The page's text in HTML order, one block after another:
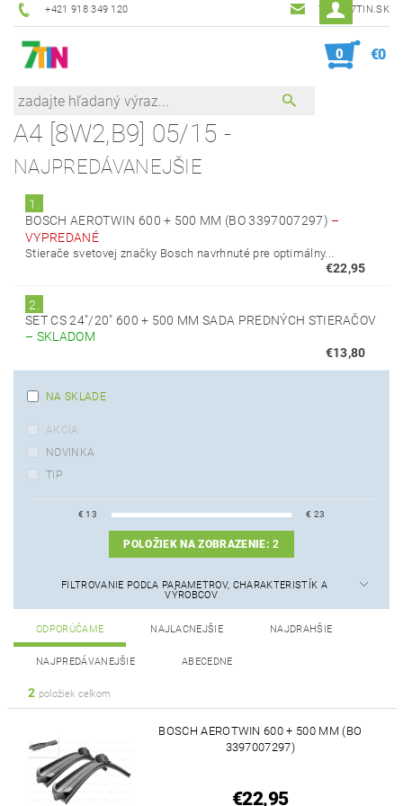
+421 918 349 120 7TIN@7TIN.SK
0 €0
A4 [8W2,B9] 05/15 -
NAJPREDÁVANEJŠIE
1.
BOSCH AEROTWIN 600 + 500 MM (BO 3397007297) –
VYPREDANÉ
Stierače svetovej značky Bosch navrhnuté pre optimálny...
€22,95
2.
SET CS 24"/20" 600 + 500 MM SADA PREDNÝCH STIERAČOV
– SKLADOM
€13,80
NA SKLADE
AKCIA
NOVINKA
TIP
€13 € 23
POLOŽIEK NA ZOBRAZENIE:2
FILTROVANIE PODĽA PARAMETROV, CHARAKTERISTÍK A
VÝROBCOV
ODPORÚČAME NAJLACNEJŠIE NAJDRAHŠIE
NAJPREDÁVANEJŠIE ABECEDNE
2 položiek celkom
BOSCH AEROTWIN 600 + 500 MM (BO
3397007297)
€22,95